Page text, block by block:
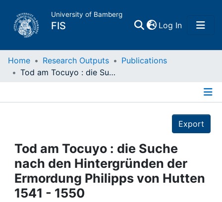
University of Bamberg
FIS Log In(current)
Home
Projects
People
Institutions
Home Research Outputs
Publications
Tod am Tocuyo : die Suche nach den Hintergründen der Ermordung Philipps von Hutten 1541 - 1550
Export
Tod am Tocuyo : die Suche
nach den Hintergründen der
Ermordung Philipps von Hutten
1541 - 1550